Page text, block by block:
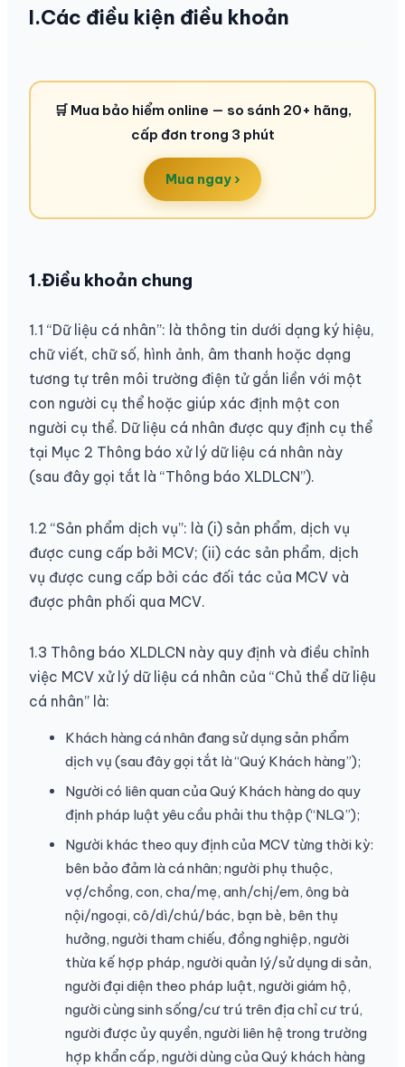
I.Các điều kiện điều khoản
🛒 Mua bảo hiểm online — so sánh 20+ hãng,
cấp đơn trong 3 phút
Mua ngay ›
1.Điều khoản chung
1.1 “Dữ liệu cá nhân”: là thông tin dưới dạng ký hiệu,
chữ viết, chữ số, hình ảnh, âm thanh hoặc dạng
tương tự trên môi trường điện tử gắn liền với một
con người cụ thể hoặc giúp xác định một con
người cụ thể. Dữ liệu cá nhân được quy định cụ thể
tại Mục 2 Thông báo xử lý dữ liệu cá nhân này
(sau đây gọi tắt là “Thông báo XLDLCN”).
1.2 “Sản phẩm dịch vụ”: là (i) sản phẩm, dịch vụ
được cung cấp bởi MCV; (ii) các sản phẩm, dịch
vụ được cung cấp bởi các đối tác của MCV và
được phân phối qua MCV.
1.3 Thông báo XLDLCN này quy định và điều chỉnh
việc MCV xử lý dữ liệu cá nhân của “Chủ thể dữ liệu
cá nhân” là:
Khách hàng cá nhân đang sử dụng sản phẩm
dịch vụ (sau đây gọi tắt là “Quý Khách hàng”);
Người có liên quan của Quý Khách hàng do quy
định pháp luật yêu cầu phải thu thập (“NLQ”);
Người khác theo quy định của MCV từng thời kỳ:
bên bảo đảm là cá nhân; người phụ thuộc,
vợ/chồng, con, cha/mẹ, anh/chị/em, ông bà
nội/ngoại, cô/dì/chú/bác, bạn bè, bên thụ
hưởng, người tham chiếu, đồng nghiệp, người
thừa kế hợp pháp, người quản lý/sử dụng di sản,
người đại diện theo pháp luật, người giám hộ,
người cùng sinh sống/cư trú trên địa chỉ cư trú,
người được ủy quyền, người liên hệ trong trường
hợp khẩn cấp, người dùng của Quý khách hàng